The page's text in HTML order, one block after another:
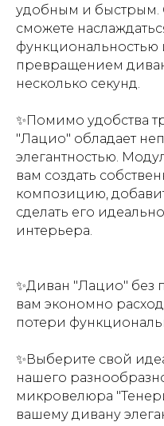
удобным и быстрым.
сможете
превращением
несколько секунд.
✨Помимо удобства
"Лацио" обладает
элегантностью.
вам создать
композицию,
сделать его
интерьера.
✨Диван "Лацио" без
вам экономно
потери
✨Выберите свой
нашего
микровелюра
вашему дивану